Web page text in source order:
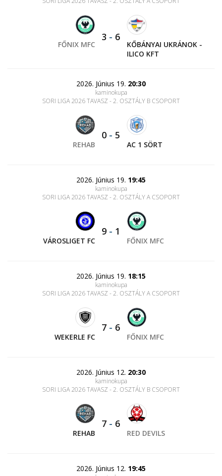
FŐNIX MFC
3 - 6
KŐBÁNYAI UKRÁNOK -
ILICO KFT
2026. Június 19. 20:30
kaminokupa
SORI LIGA 2026 TAVASZ - 2. OSZTÁLY B CSOPORT
REHAB
0 - 5
AC 1 SÖRT
2026. Június 19. 19:45
kaminokupa
SORI LIGA 2026 TAVASZ - 2. OSZTÁLY A CSOPORT
VÁROSLIGET FC
9 - 1
FŐNIX MFC
2026. Június 19. 18:15
kaminokupa
SORI LIGA 2026 TAVASZ - 2. OSZTÁLY A CSOPORT
WEKERLE FC
7 - 6
FŐNIX MFC
2026. Június 12. 20:30
kaminokupa
SORI LIGA 2026 TAVASZ - 2. OSZTÁLY B CSOPORT
REHAB
7 - 6
RED DEVILS
2026. Június 12. 19:45